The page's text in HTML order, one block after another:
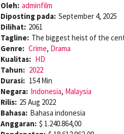
Oleh: adminfilm
Diposting pada: September 4, 2025
Dilihat: 2061
Tagline: The biggest heist of the
Genre: Crime, Drama
Kualitas: HD
Tahun: 2022
Durasi: 154 Min
Negara: Indonesia, Malaysia
Rilis: 25 Aug 2022
Bahasa: Bahasa indonesia
Anggaran: $ 1.240.864,00